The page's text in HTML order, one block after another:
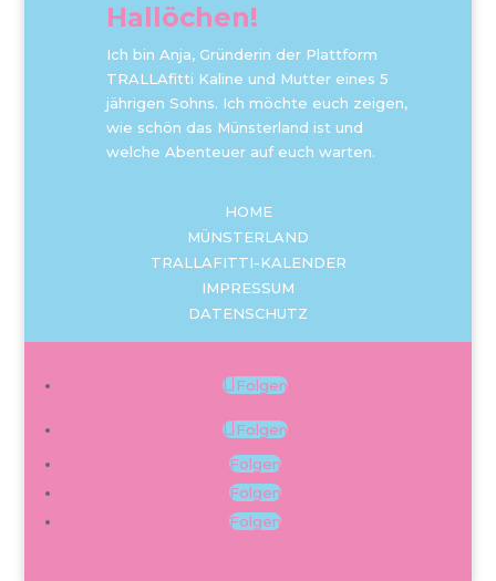
Hallöchen!
Ich bin Anja, Gründerin der Plattform
TRALLAfitti Kaline und Mutter eines 5
jährigen Sohns. Ich möchte euch zeigen,
wie schön das Münsterland ist und
welche Abenteuer auf euch warten.
HOME
MÜNSTERLAND
TRALLAFITTI-KALENDER
IMPRESSUM
DATENSCHUTZ
Folgen
Folgen
Folgen
Folgen
Folgen